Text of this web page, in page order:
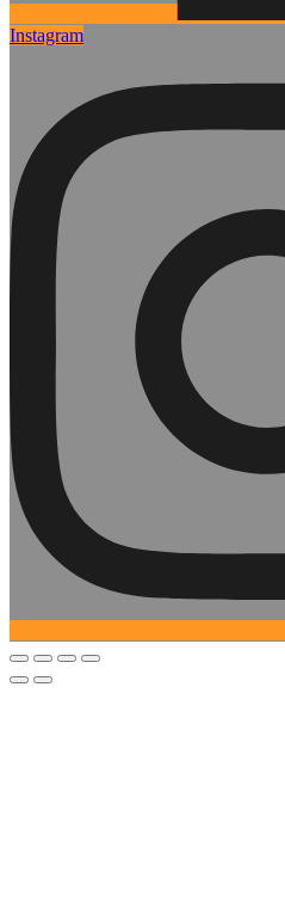
Instagram